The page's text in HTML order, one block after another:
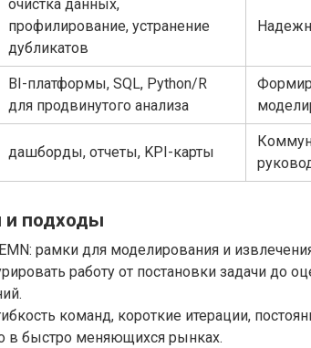
очистка данных,
профилирование, устранение
дубликатов
BI-платформы, SQL, Python/R
для продвинутого анализа
дашборды, отчеты, KPI-карты
и подходы
рамки для моделирования и
работу от постановки задачи до
команд, короткие итерации,
в быстро меняющихся рынках.